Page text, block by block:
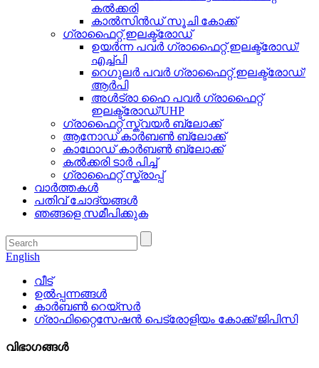
കൽക്കരി
കാൽസിൻഡ് സൂചി കോക്ക്
ഗ്രാഫൈറ്റ് ഇലക്ട്രോഡ്
ഉയർന്ന പവർ ഗ്രാഫൈറ്റ് ഇലക്ട്രോഡ്/
എച്ച്പി
റെഗുലർ പവർ ഗ്രാഫൈറ്റ് ഇലക്ട്രോഡ്/
ആർപി
അൾട്രാ ഹൈ പവർ ഗ്രാഫൈറ്റ്
ഇലക്ട്രോഡ്/UHP
ഗ്രാഫൈറ്റ് സ്ക്വയർ ബ്ലോക്ക്
ആനോഡ് കാർബൺ ബ്ലോക്ക്
കാഥോഡ് കാർബൺ ബ്ലോക്ക്
കൽക്കരി ടാർ പിച്ച്
ഗ്രാഫൈറ്റ് സ്ക്രാപ്പ്
വാർത്തകൾ
പതിവ് ചോദ്യങ്ങൾ
ഞങ്ങളെ സമീപിക്കുക
English
വീട്
ഉൽപ്പന്നങ്ങൾ
കാർബൺ റെയ്‌സർ
ഗ്രാഫിറ്റൈസേഷൻ പെട്രോളിയം കോക്ക്/ജിപിസി
വിഭാഗങ്ങൾ